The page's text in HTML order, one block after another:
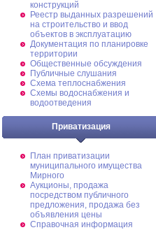
конструкций
Реестр выданных разрешений
на строительство и ввод
объектов в эксплуатацию
Документация по планировке
территории
Общественные обсуждения
Публичные слушания
Схема теплоснабжения
Схемы водоснабжения и
водоотведения
Приватизация
План приватизации
муниципального имущества
Мирного
Аукционы, продажа
посредством публичного
предложения, продажа без
объявления цены
Справочная информация